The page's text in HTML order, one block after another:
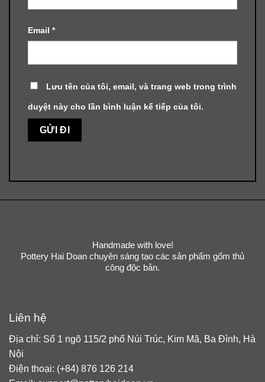
Email *
Lưu tên của tôi, email, và trang web trong trình
duyệt này cho lần bình luận kế tiếp của tôi.
Handmade with love!
Pottery Hai Doan chuyên sáng tạo các sản phẩm gốm thủ
công độc bản.
Liên hệ
Địa chỉ: Số 1 ngõ 115/2 phố Núi Trúc, Kim Mã, Ba Đình, Hà
Nội
Điện thoại: (+84) 876 126 214